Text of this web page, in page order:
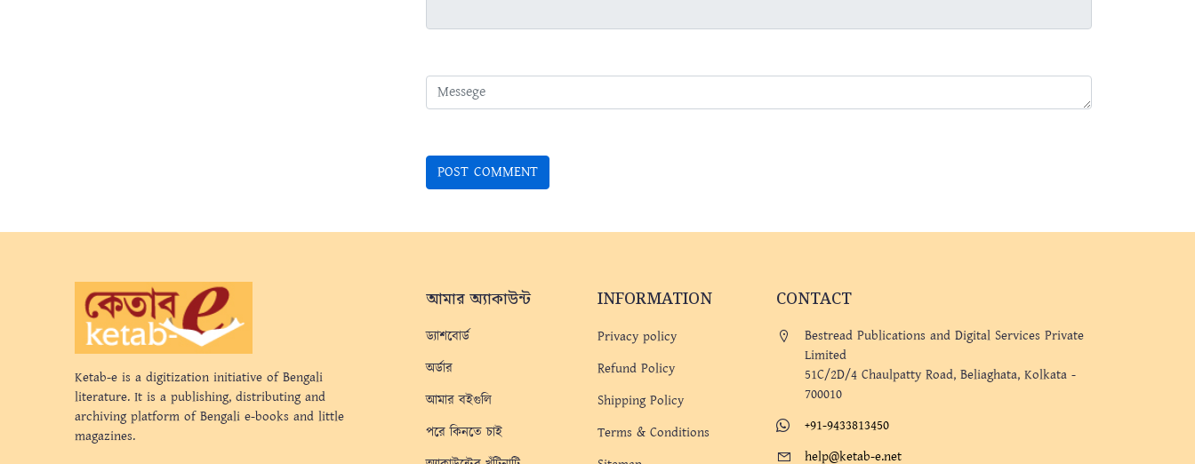
Ketab-e is a digitization initiative of Bengali
literature. It is a publishing, distributing and
archiving platform of Bengali e-books and little
magazines.
আমার অ্যাকাউন্ট
ড্যাশবোর্ড
অর্ডার
আমার বইগুলি
পরে কিনতে চাই
INFORMATION
Privacy policy
Refund Policy
Shipping Policy
Terms & Conditions
CONTACT
Bestread Publications and Digital Services Private
Limited
51C/2D/4 Chaulpatty Road, Beliaghata, Kolkata -
700010
+91-9433813450
help@ketab-e.net